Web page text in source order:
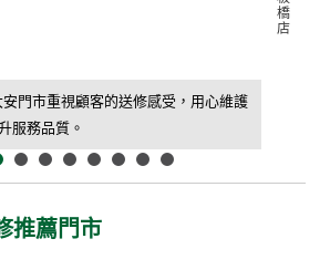
安門市重視顧客的送修感受，用心維護
服務品質。
橋
店
推薦門市